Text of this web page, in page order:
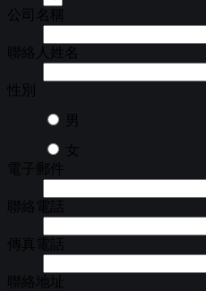
公司名稱
聯絡人姓名
性別
男
女
電子郵件
聯絡電話
傳真電話
聯絡地址